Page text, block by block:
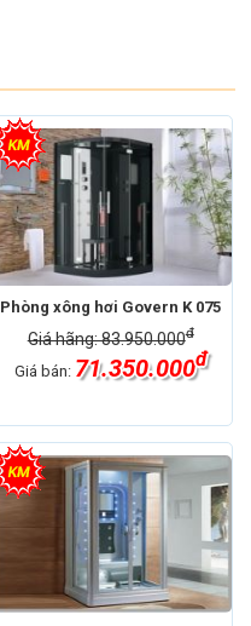
Phòng xông hơi Govern K 075
Giá hãng: 83.950.000đ
Giá bán: 71.350.000đ